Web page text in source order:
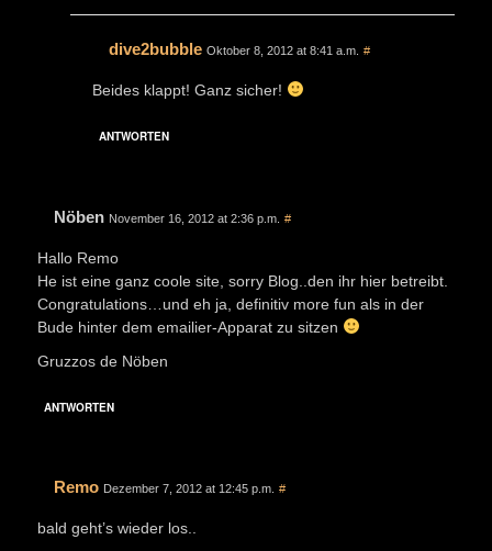
dive2bubble Oktober 8, 2012 at 8:41 a.m. #
Beides klappt! Ganz sicher!
ANTWORTEN
Nöben November 16, 2012 at 2:36 p.m. #
Hallo Remo
He ist eine ganz coole site, sorry Blog..den ihr hier betreibt.
Congratulations…und eh ja, definitiv more fun als in der
Bude hinter dem emailier-Apparat zu sitzen
Gruzzos de Nöben
ANTWORTEN
Remo Dezember 7, 2012 at 12:45 p.m. #
bald geht’s wieder los..